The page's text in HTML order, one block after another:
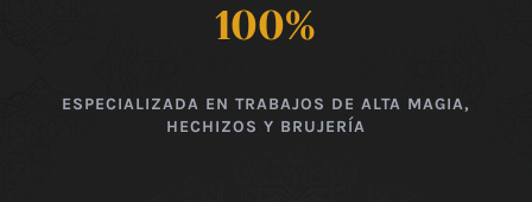
100%
ESPECIALIZADA EN TRABAJOS DE ALTA MAGIA,
HECHIZOS Y BRUJERÍA